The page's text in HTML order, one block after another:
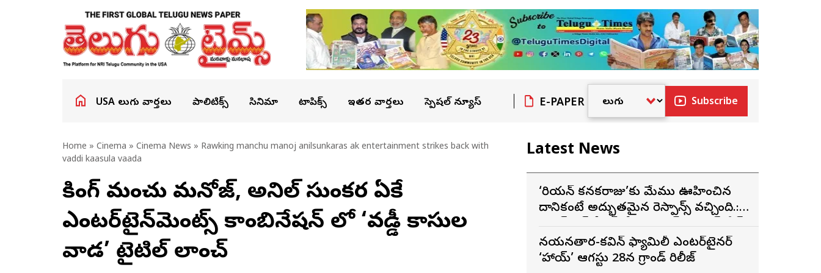
USA తెలుగు వార్తలు పాలిటిక్స్ సినిమా టాపిక్స్ ఇతర వార్తలు స్పెషల్ న్యూస్ E-PAPER Subscribe
Home » Cinema » Cinema News » Rawking manchu manoj anilsunkaras ak entertainment strikes back with
vaddi kaasula vaada
రాకింగ్ మంచు మనోజ్, అనిల్ సుంకర ఏకే
ఎంటర్‌టైన్‌మెంట్స్ కాంబినేషన్ లో ‘వడ్డీ కాసుల
వాడ’ టైటిల్ లాంచ్
Latest News
‘కొరియన్ కనకరాజు’కు మేము ఊహించిన
దానికంటే అద్భుతమైన రెస్పాన్స్ వచ్చింది.:
నయనతార-కవిన్ ఫ్యామిలీ ఎంటర్‌టైనర్
‘హాయ్’ ఆగస్టు 28న గ్రాండ్ రిలీజ్